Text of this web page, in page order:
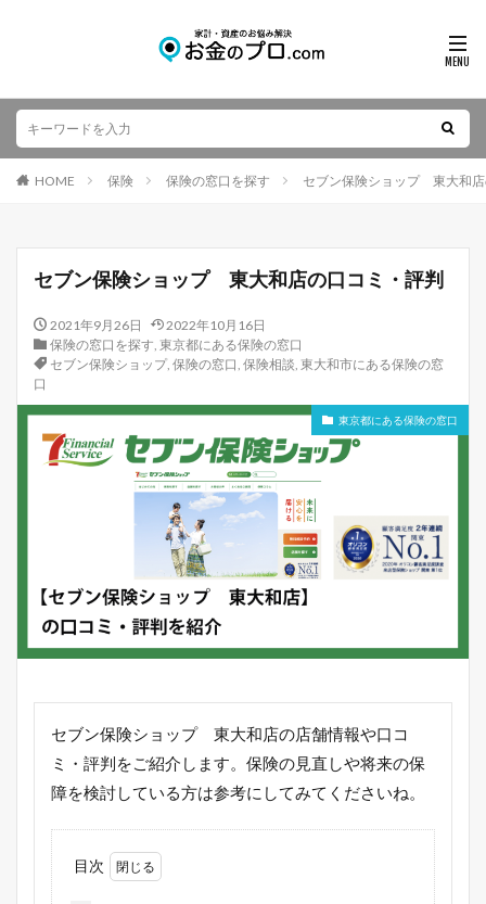
HOME 保険 保険の窓口を探す セブン保険ショップ 東大和
セブン保険ショップ 東大和店の口コミ・評判
2021年9月26日
2022年10月16日
保険の窓口を探す, 東京都にある保険の窓口
セブン保険ショップ, 保険の窓口, 保険相談, 東大和市にある保険の窓
口
東京都にある保険の窓口
セブン保険ショップ 東大和店の店舗情報や口コ
ミ・評判をご紹介します。保険の見直しや将来の保
障を検討している方は参考にしてみてくださいね。
目次